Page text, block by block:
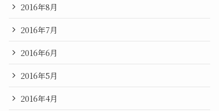
2016年8月
2016年7月
2016年6月
2016年5月
2016年4月